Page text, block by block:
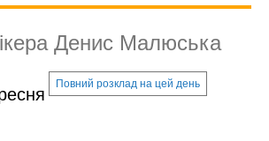
Денис Малюська
Повний розклад на цей день